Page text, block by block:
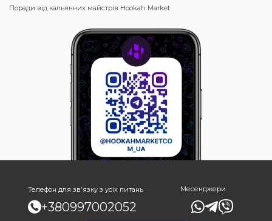
Поради від кальянних майстрів Hookah Market
Телефон для зв'язку з усіх питань
+380997002052
Месенджери